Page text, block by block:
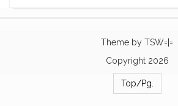
Theme by TSW=|=
Copyright 2026
Top/Pg.